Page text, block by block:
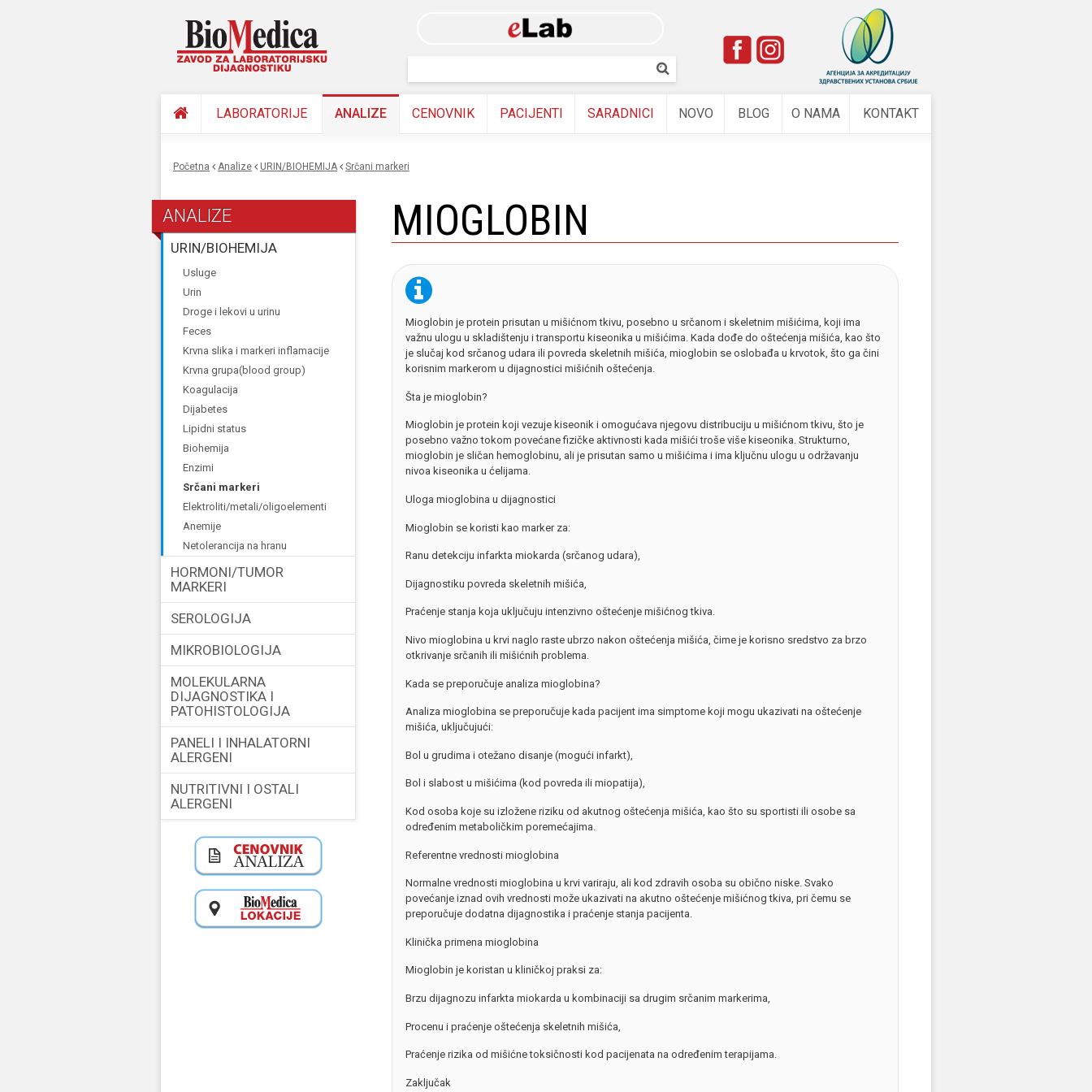
main
content
Pretraživanje
LABORATORIJE ANALIZE CENOVNIK PACIJENTI SARADNICI NOVO BLOG O NAMA KONTAKT
Početna Analize URIN/BIOHEMIJA srčani markeri
MIOGLOBIN
Mioglobin je protein prisutan u mišićnom tkivu, posebno u srčanom i skeletnim mišićima, koji ima
važnu ulogu u skladištenju i transportu kiseonika u mišićima. Kada dođe do oštećenja mišića, kao što
je slučaj kod srčanog udara ili povreda skeletnih mišića, mioglobin se oslobađa u krvotok, što ga čini
korisnim markerom u dijagnostici mišićnih oštećenja.
Šta je mioglobin?
Mioglobin je protein koji vezuje kiseonik i omogućava njegovu distribuciju u mišićnom tkivu, što je
posebno važno tokom povećane fizičke aktivnosti kada mišići troše više kiseonika. Strukturno,
mioglobin je sličan hemoglobinu, ali je prisutan samo u mišićima i ima ključnu ulogu u održavanju
nivoa kiseonika u ćelijama.
Uloga mioglobina u dijagnostici
Mioglobin se koristi kao marker za:
Ranu detekciju infarkta miokarda (srčanog udara),
Dijagnostiku povreda skeletnih mišića,
Praćenje stanja koja uključuju intenzivno oštećenje mišićnog tkiva.
Nivo mioglobina u krvi naglo raste ubrzo nakon oštećenja mišića, čime je korisno sredstvo za brzo
otkrivanje srčanih ili mišićnih problema.
Kada se preporučuje analiza mioglobina?
Analiza mioglobina se preporučuje kada pacijent ima simptome koji mogu ukazivati na oštećenje
mišića, uključujući:
Bol u grudima i otežano disanje (mogući infarkt),
Bol i slabost u mišićima (kod povreda ili miopatija),
Kod osoba koje su izložene riziku od akutnog oštećenja mišića, kao što su sportisti ili osobe sa
određenim metaboličkim poremećajima.
Referentne vrednosti mioglobina
Normalne vrednosti mioglobina u krvi variraju, ali kod zdravih osoba su obično niske. Svako
povećanje iznad ovih vrednosti može ukazivati na akutno oštećenje mišićnog tkiva, pri čemu se
preporučuje dodatna dijagnostika i praćenje stanja pacijenta.
Klinička primena mioglobina
Mioglobin je koristan u kliničkoj praksi za:
Brzu dijagnozu infarkta miokarda u kombinaciji sa drugim srčanim markerima,
Procenu i praćenje oštećenja skeletnih mišića,
Praćenje rizika od mišićne toksičnosti kod pacijenata na određenim terapijama.
Zaključak
ANALIZE
URIN/BIOHEMIJA
usluge
urin
droge i lekovi u urinu
feces
krvna slika i markeri inflamacije
krvna grupa(blood group)
koagulacija
dijabetes
lipidni status
biohemija
enzimi
srčani markeri
elektroliti/metali/oligoelementi
anemije
netolerancija na hranu
HORMONI/TUMOR
MARKERI
SEROLOGIJA
MIKROBIOLOGIJA
MOLEKULARNA
DIJAGNOSTIKA I
PATOHISTOLOGIJA
PANELI I INHALATORNI
ALERGENI
NUTRITIVNI I OSTALI
ALERGENI